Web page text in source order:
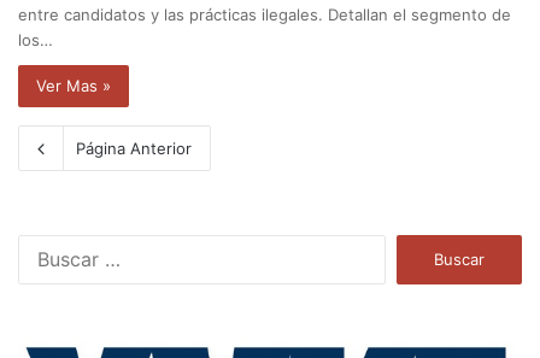
entre candidatos y las prácticas ilegales. Detallan el segmento de
los…
Ver Mas »
Página Anterior
a